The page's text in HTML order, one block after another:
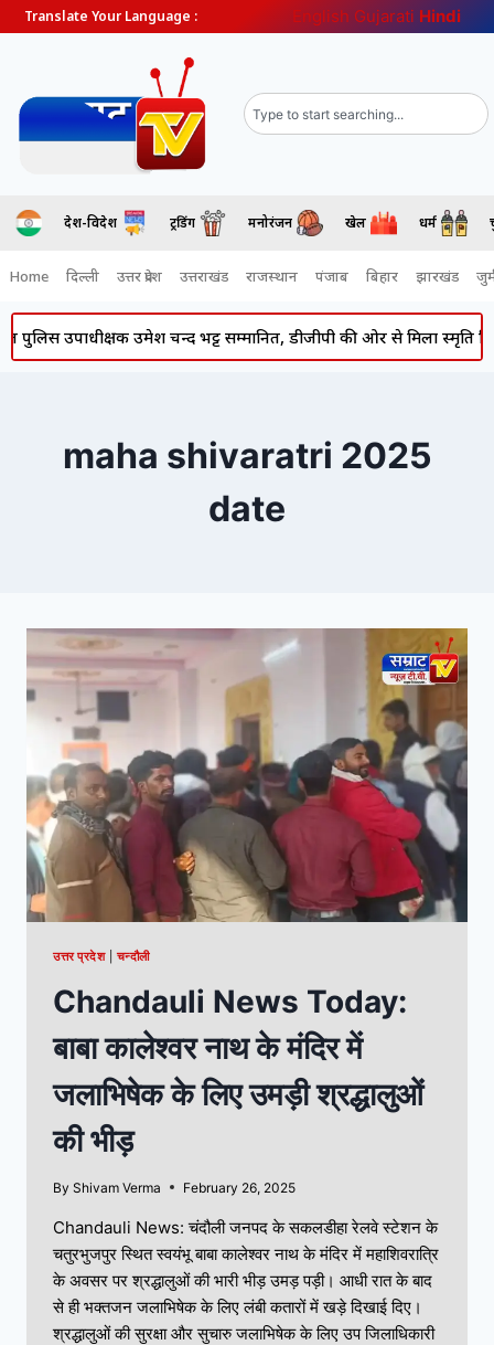
Translate Your Language : English Gujarati Hindi
देश-विदेश ट्रेंडिंग मनोरंजन खेल धर्म
Home दिल्ली उत्तर प्रदेश उत्तराखंड राजस्थान पंजाब बिहार झारखंड
उपाधीक्षक उमेश चन्द भट्ट सम्मानित, डीजीपी की ओर से मिला स्मृति चिह्न
maha shivaratri 2025
date
उत्तर प्रदेश|चन्दौली
Chandauli News Today:
बाबा कालेश्वर नाथ के मंदिर में
जलाभिषेक के लिए उमड़ी श्रद्धालुओं
की भीड़
By Shivam Verma February 26, 2025
Chandauli News: चंदौली जनपद के सकलडीहा रेलवे स्टेशन के
चतुरभुजपुर स्थित स्वयंभू बाबा कालेश्वर नाथ के मंदिर में महाशिवरात्रि
के अवसर पर श्रद्धालुओं की भारी भीड़ उमड़ पड़ी। आधी रात के बाद
से ही भक्तजन जलाभिषेक के लिए लंबी कतारों में खड़े दिखाई दिए।
श्रद्धालुओं की सुरक्षा और सुचारु जलाभिषेक के लिए उप जिलाधिकारी